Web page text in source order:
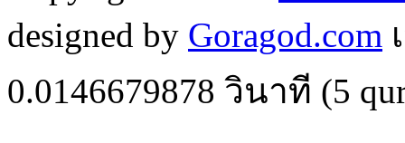
designed by Goragod.com
0.0146679878 วินาที (5